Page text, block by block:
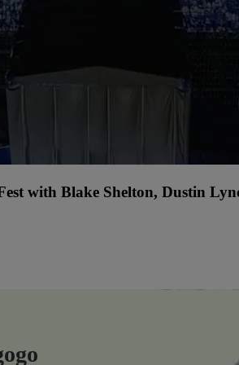
with Blake Shelton, Dustin